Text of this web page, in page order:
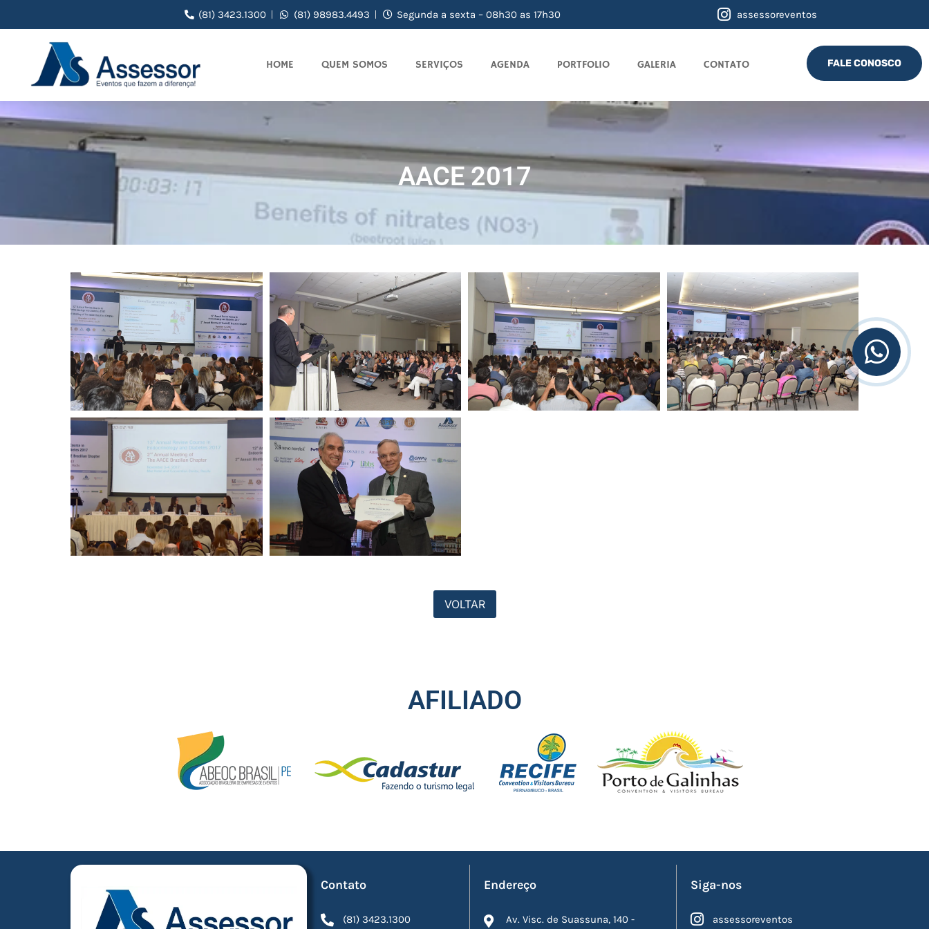
(81) 3423.1300 (81) 98983.4493 Segunda a sexta – 08h30 as 17h30 assessoreventos
HOME QUEM SOMOS SERVIÇOS AGENDA PORTFOLIO GALERIA CONTATO FALE CONOSCO
AACE 2017
VOLTAR
AFILIADO
Contato
(81) 3423.1300
Endereço
Av. Visc. de Suassuna, 140 -
Siga-nos
assessoreventos